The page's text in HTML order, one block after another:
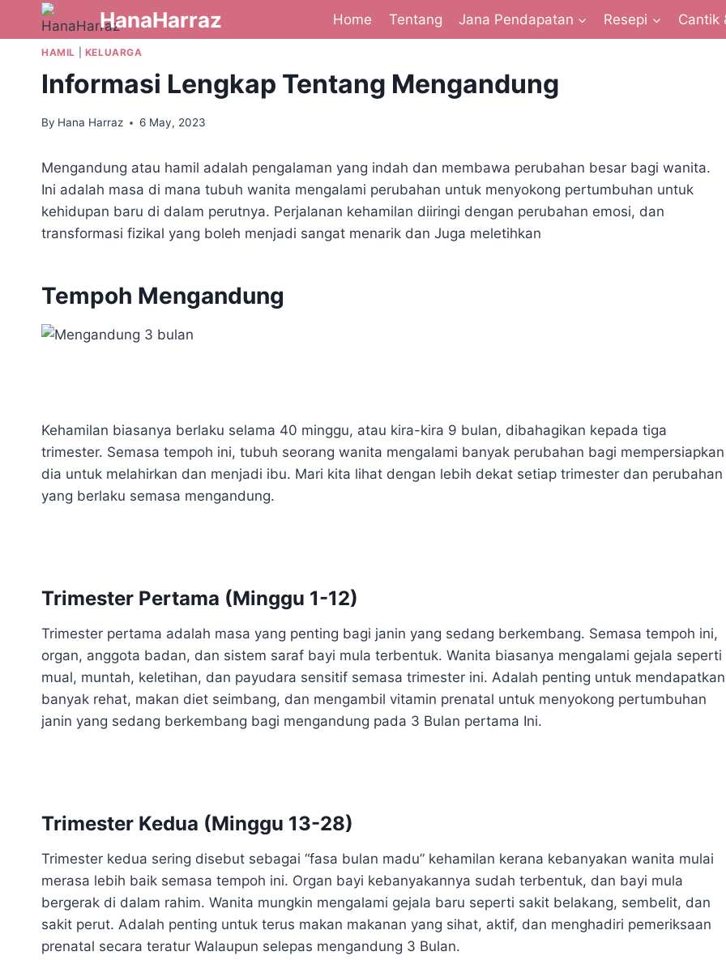
HanaHarraz Home Tentang Jana Pendapatan Resepi Cantik
HAMIL KELUARGA
Informasi Lengkap Tentang Mengandung
By Hana Harraz 6 May, 2023
Mengandung atau hamil adalah pengalaman yang indah dan membawa perubahan besar bagi wanita.
Ini adalah masa di mana tubuh wanita mengalami perubahan untuk menyokong pertumbuhan untuk
kehidupan baru di dalam perutnya. Perjalanan kehamilan diiringi dengan perubahan emosi, dan
transformasi fizikal yang boleh menjadi sangat menarik dan Juga meletihkan
Tempoh Mengandung
Kehamilan biasanya berlaku selama 40 minggu, atau kira-kira 9 bulan, dibahagikan kepada tiga
trimester. Semasa tempoh ini, tubuh seorang wanita mengalami banyak perubahan bagi mempersiapkan
dia untuk melahirkan dan menjadi ibu. Mari kita lihat dengan lebih dekat setiap trimester dan perubahan
yang berlaku semasa mengandung.
Trimester Pertama (Minggu 1-12)
Trimester pertama adalah masa yang penting bagi janin yang sedang berkembang. Semasa tempoh ini,
organ, anggota badan, dan sistem saraf bayi mula terbentuk. Wanita biasanya mengalami gejala seperti
mual, muntah, keletihan, dan payudara sensitif semasa trimester ini. Adalah penting untuk mendapatkan
banyak rehat, makan diet seimbang, dan mengambil vitamin prenatal untuk menyokong pertumbuhan
janin yang sedang berkembang bagi mengandung pada 3 Bulan pertama Ini.
Trimester Kedua (Minggu 13-28)
Trimester kedua sering disebut sebagai “fasa bulan madu” kehamilan kerana kebanyakan wanita mulai
merasa lebih baik semasa tempoh ini. Organ bayi kebanyakannya sudah terbentuk, dan bayi mula
bergerak di dalam rahim. Wanita mungkin mengalami gejala baru seperti sakit belakang, sembelit, dan
sakit perut. Adalah penting untuk terus makan makanan yang sihat, aktif, dan menghadiri pemeriksaan
prenatal secara teratur Walaupun selepas mengandung 3 Bulan.